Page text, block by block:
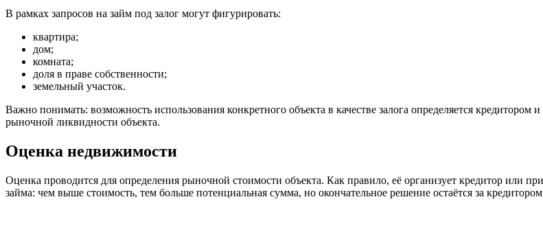
В рамках запросов на займ под залог могут фигурировать:
квартира;
дом;
комната;
доля в праве собственности;
земельный участок.
Важно понимать: возможность использования конкретного объекта в качестве залога определяется
рыночной ликвидности объекта.
Оценка недвижимости
Оценка проводится для определения рыночной стоимости объекта. Как правило, её организует кредитор или
займа: чем выше стоимость, тем больше потенциальная сумма, но окончательное решение остаётся за